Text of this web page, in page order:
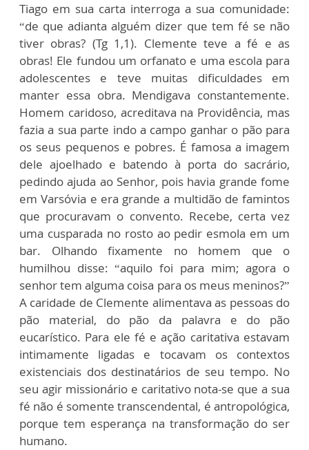
Tiago em sua carta interroga a sua comunidade:
“de que adianta alguém dizer que tem fé se não
tiver obras? (Tg 1,1). Clemente teve a fé e as
obras! Ele fundou um orfanato e uma escola para
adolescentes e teve muitas dificuldades em
manter essa obra. Mendigava constantemente.
Homem caridoso, acreditava na Providência, mas
fazia a sua parte indo a campo ganhar o pão para
os seus pequenos e pobres. É famosa a imagem
dele ajoelhado e batendo à porta do sacrário,
pedindo ajuda ao Senhor, pois havia grande fome
em Varsóvia e era grande a multidão de famintos
que procuravam o convento. Recebe, certa vez
uma cusparada no rosto ao pedir esmola em um
bar. Olhando fixamente no homem que o
humilhou disse: “aquilo foi para mim; agora o
senhor tem alguma coisa para os meus meninos?”
A caridade de Clemente alimentava as pessoas do
pão material, do pão da palavra e do pão
eucarístico. Para ele fé e ação caritativa estavam
intimamente ligadas e tocavam os contextos
existenciais dos destinatários de seu tempo. No
seu agir missionário e caritativo nota-se que a sua
fé não é somente transcendental, é antropológica,
porque tem esperança na transformação do ser
humano.